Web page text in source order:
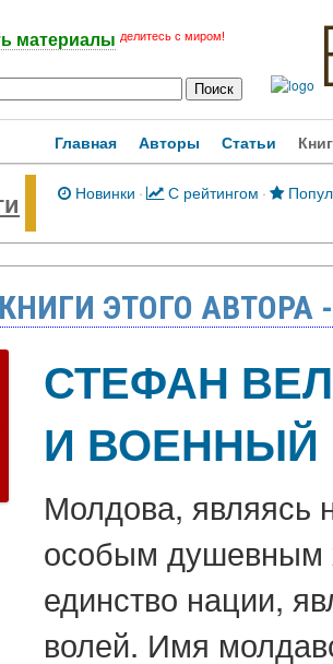
материалы делитесь с миром!
Главная Авторы Статьи
Новинки · С рейтингом ·
ЭТОГО
СТЕФАН
И
Молдова, являясь
особым душевным
единство нации,
волей. Имя